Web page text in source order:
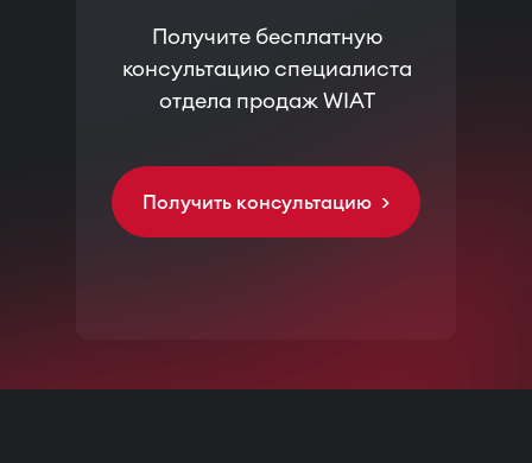
Получите бесплатную
консультацию специалиста
отдела продаж WIAT
Получить консультацию >